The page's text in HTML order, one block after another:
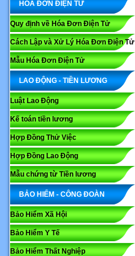
HÓA ĐƠN ĐIỆN TỬ
Quy định về Hóa Đơn Điện Tử
Cách Lập và Xử Lý Hóa Đơn Điện Tử
Mẫu Hóa Đơn Điện Tử
LAO ĐỘNG - TIỀN LƯƠNG
Luật Lao Động
Kế toán tiền lương
Hợp Đồng Thử Việc
Hợp Đồng Lao Động
Mẫu chứng từ Tiền lương
BẢO HIỂM - CÔNG ĐOÀN
Bảo Hiểm Xã Hội
Bảo Hiểm Y Tế
Bảo Hiểm Thất Nghiệp